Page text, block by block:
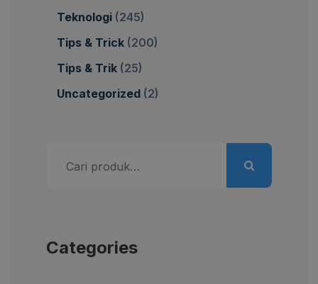
Teknologi (245)
Tips & Trick (200)
Tips & Trik (25)
Uncategorized (2)
untuk:
Categories